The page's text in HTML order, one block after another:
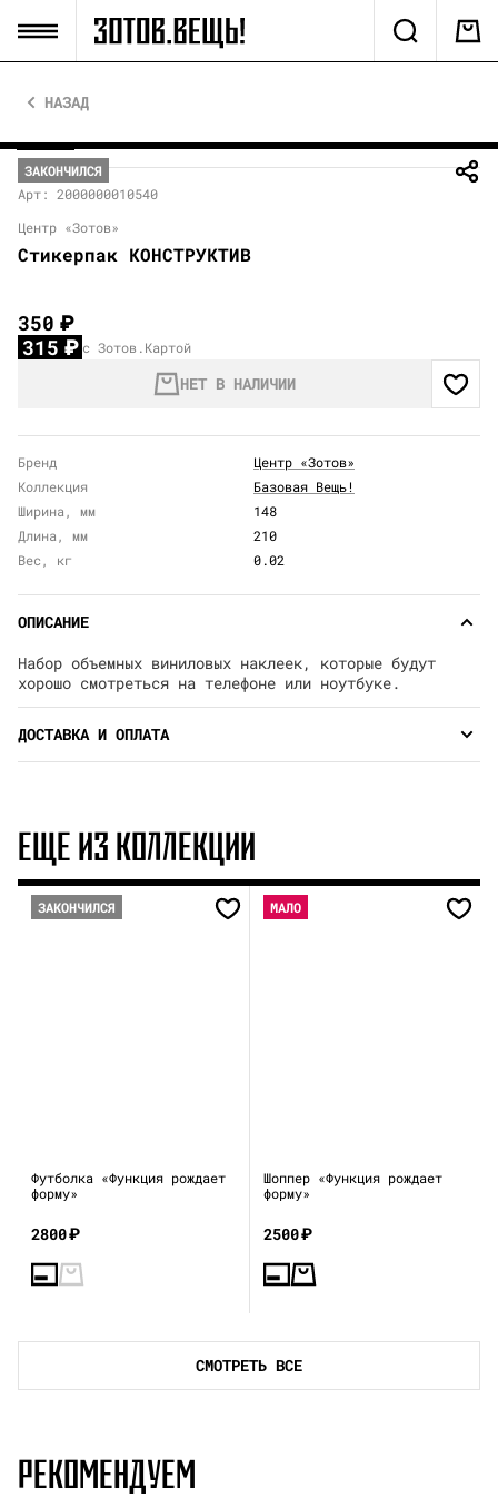
НАЗАД
ЗАКОНЧИЛСЯ
Арт: 2000000010540
Центр «Зотов»
Стикерпак КОНСТРУКТИВ
350₽
315₽ с Зотов.Картой
НЕТ В НАЛИЧИИ
Бренд
Центр «Зотов»
Коллекция
Базовая Вещь!
Ширина, мм
148
Длина, мм
210
Вес, кг
0.02
ОПИСАНИЕ
Набор объемных виниловых наклеек, которые будут
хорошо смотреться на телефоне или ноутбуке.
ДОСТАВКА И ОПЛАТА
ЕЩЕ ИЗ КОЛЛЕКЦИИ
ЗАКОНЧИЛСЯ
Футболка «Функция рождает
форму»
2800₽
МАЛО
Шоппер «Функция рождает
форму»
2500₽
СМОТРЕТЬ ВСЕ
РЕКОМЕНДУЕМ